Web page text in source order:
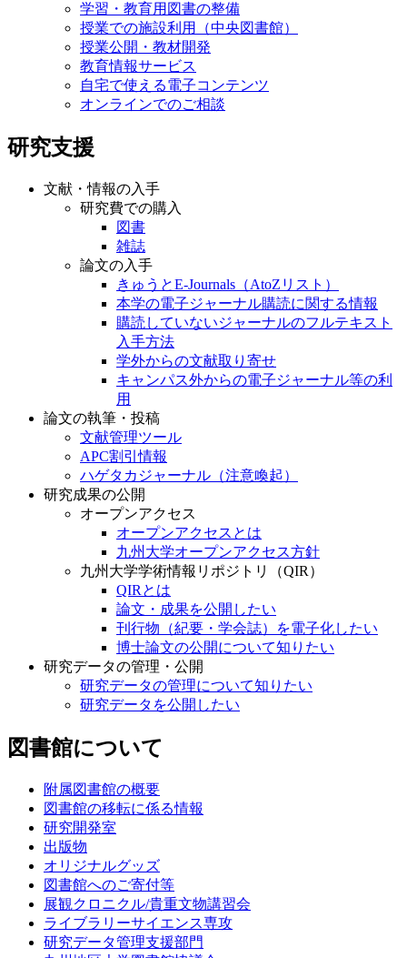
学習・教育用図書の整備
授業での施設利用（中央図書館）
授業公開・教材開発
教育情報サービス
自宅で使える電子コンテンツ
オンラインでのご相談
研究支援
文献・情報の入手
研究費での購入
図書
雑誌
論文の入手
きゅうとE-Journals（AtoZリスト）
本学の電子ジャーナル購読に関する情報
購読していないジャーナルのフルテキスト
入手方法
学外からの文献取り寄せ
キャンパス外からの電子ジャーナル等の利
用
論文の執筆・投稿
文献管理ツール
APC割引情報
ハゲタカジャーナル（注意喚起）
研究成果の公開
オープンアクセス
オープンアクセスとは
九州大学オープンアクセス方針
九州大学学術情報リポジトリ（QIR）
QIRとは
論文・成果を公開したい
刊行物（紀要・学会誌）を電子化したい
博士論文の公開について知りたい
研究データの管理・公開
研究データの管理について知りたい
研究データを公開したい
図書館について
附属図書館の概要
図書館の移転に係る情報
研究開発室
出版物
オリジナルグッズ
図書館へのご寄付等
展観クロニクル/貴重文物講習会
ライブラリーサイエンス専攻
研究データ管理支援部門